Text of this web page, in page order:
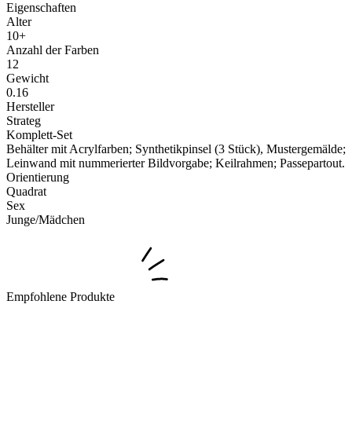
Eigenschaften
Alter
10+
Anzahl der Farben
12
Gewicht
0.16
Hersteller
Strateg
Komplett-Set
Behälter mit Acrylfarben; Synthetikpinsel (3 Stück), Mustergemälde;
Leinwand mit nummerierter Bildvorgabe; Keilrahmen; Passepartout.
Orientierung
Quadrat
Sex
Junge/Mädchen
Empfohlene Produkte